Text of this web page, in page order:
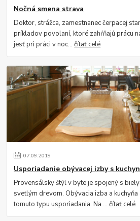
Nočná smena strava
Doktor, strážca, zamestnanec čerpacej
príkladov povolaní, ktoré zahŕňajú prácu
jesť pri práci v noc...čítať celé
07.09.2019
Usporiadanie obývacej izby s
Provensálsky štýl v byte je spojený s
svetlým drevom. Obývacia izba a
tomuto typu usporiadania. Na ...čítať celé